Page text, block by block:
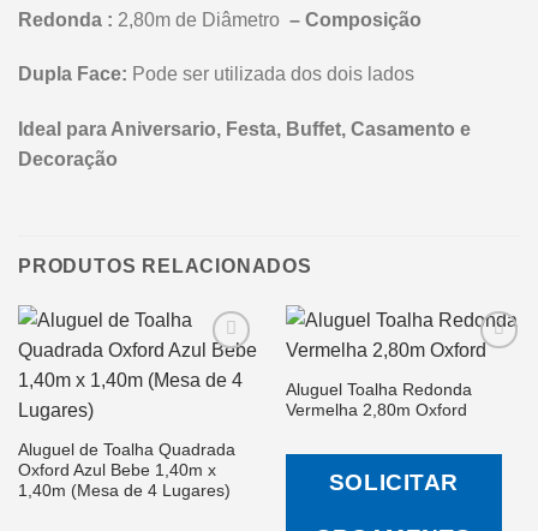
Redonda : 2,80m de Diâmetro – Composição
Dupla Face: Pode ser utilizada dos dois lados
Ideal para Aniversario, Festa, Buffet, Casamento e
Decoração
PRODUTOS RELACIONADOS
de
Desejos
Aluguel de Toalha Quadrada
Oxford Azul Bebe 1,40m x
1,40m (Mesa de 4 Lugares)
Salvar
Desejos
Aluguel Toalha Redonda
Vermelha 2,80m Oxford
SOLICITAR